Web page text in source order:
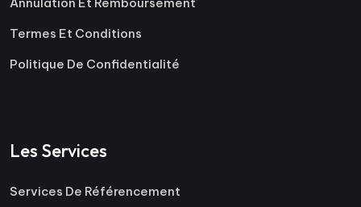
Termes Et Conditions
Politique De Confidentialité
Les Services
Services De Référencement